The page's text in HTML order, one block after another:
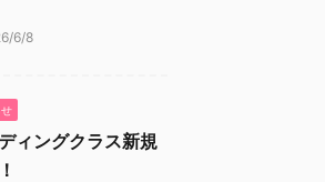
6/8
ィングクラス新規